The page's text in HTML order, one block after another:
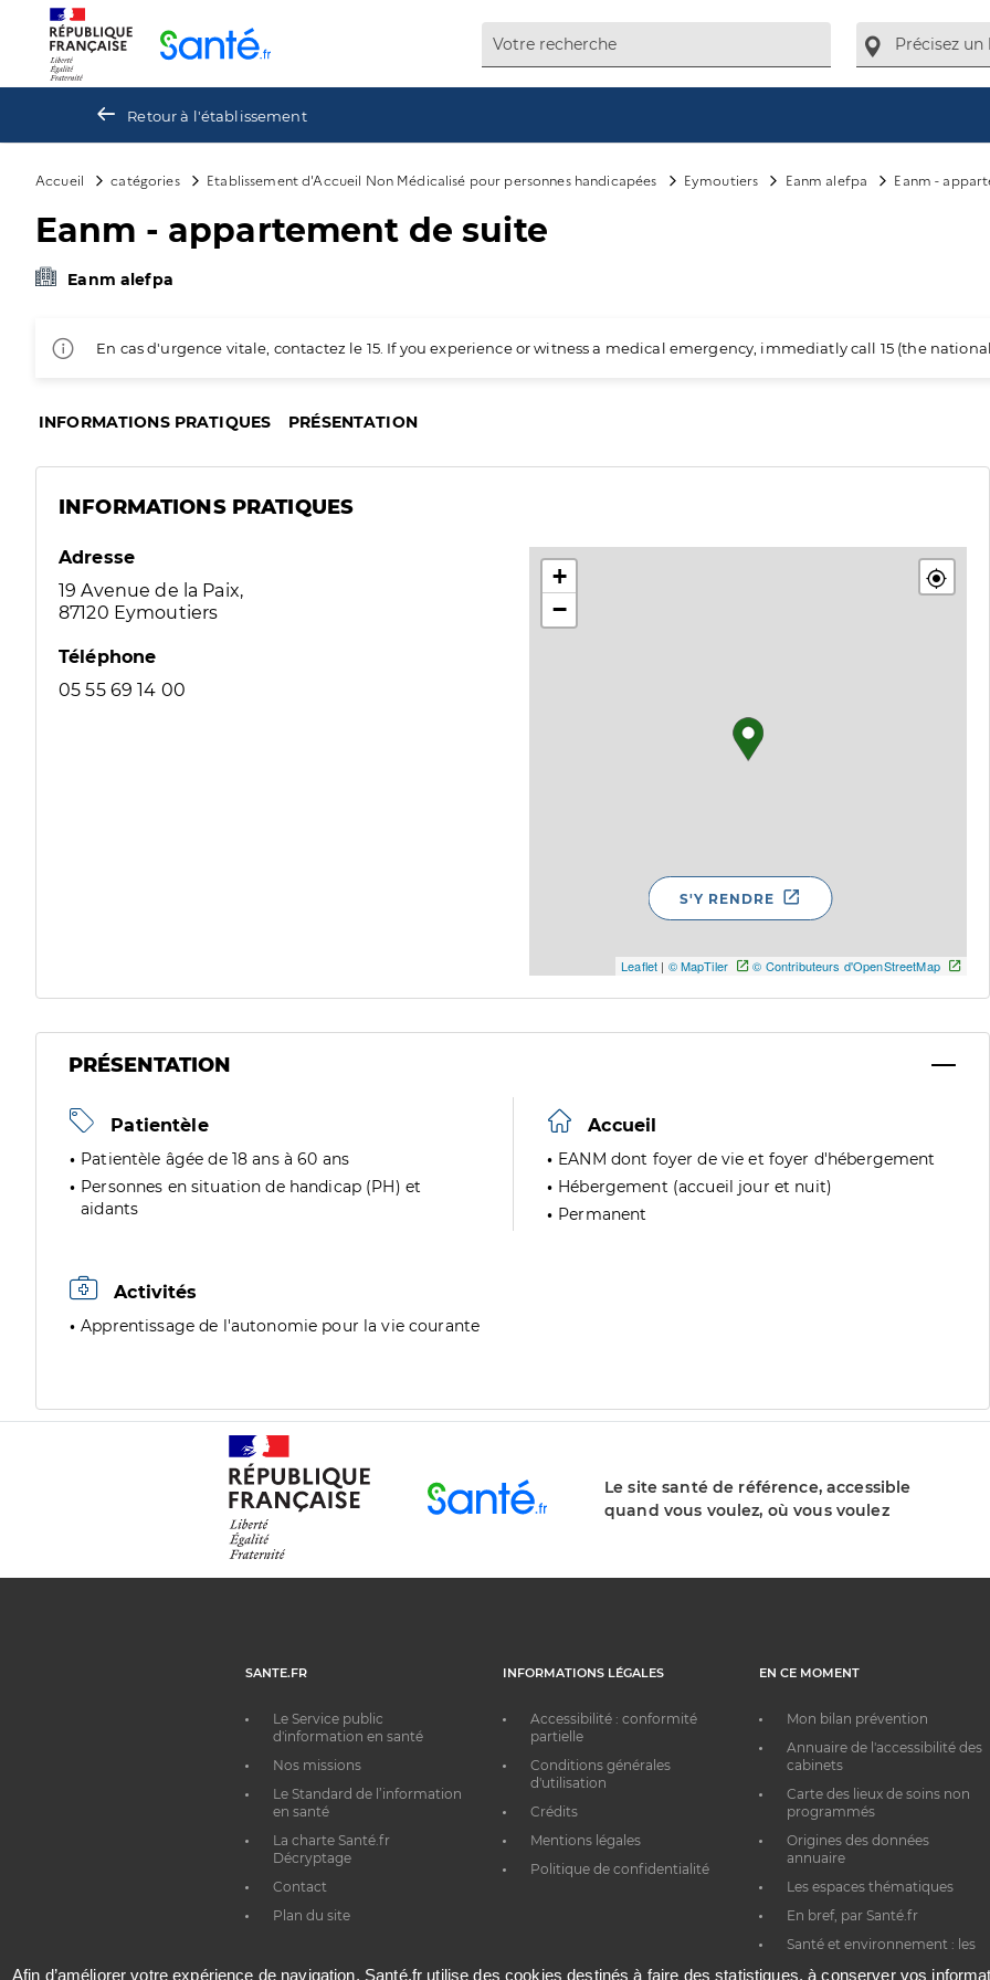
Retour à l'établissement
Accueil catégories Etablissement d'Accueil Non Médicalisé pour personnes handicapées Eymoutiers Eanm alefpa Eanm -
Eanm - appartement de suite
Eanm alefpa
En cas d'urgence vitale, contactez le 15. If you experience or witness a medical emergency, immediatly call 15 (the
INFORMATIONS PRATIQUES PRÉSENTATION
INFORMATIONS PRATIQUES
Adresse
19 Avenue de la Paix,
87120 Eymoutiers
Téléphone
05 55 69 14 00
+
−
Leaflet | © MapTiler © Contributeurs d'OpenStreetMap
S'Y RENDRE
PRÉSENTATION
Patientèle
Patientèle âgée de 18 ans à 60 ans
Personnes en situation de handicap (PH) et
aidants
Accueil
EANM dont foyer de vie et foyer d'hébergement
Hébergement (accueil jour et nuit)
Permanent
Activités
Apprentissage de l'autonomie pour la vie courante
Le site santé de référence, accessible
quand vous voulez, où vous voulez
SANTE.FR
Le Service public
d'information en santé
Nos missions
Le Standard de l’information
en santé
La charte Santé.fr
Décryptage
Contact
Plan du site
INFORMATIONS LÉGALES
Accessibilité : conformité
partielle
Conditions générales
d'utilisation
Crédits
Mentions légales
Politique de confidentialité
EN CE MOMENT
Mon bilan prévention
Annuaire de l'accessibilité des
cabinets
Carte des lieux de soins non
programmés
Origines des données
annuaire
Les espaces thématiques
En bref, par Santé.fr
Santé et environnement : les
Panneau de gestion des cookies
Afin d’améliorer votre expérience de navigation, Santé.fr utilise des cookies destinés à faire des statistiques, à conserver vos